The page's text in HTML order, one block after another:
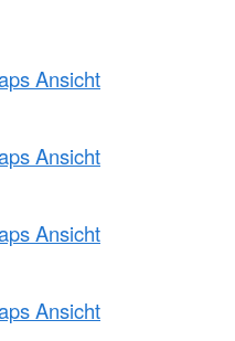
Ansicht
Ansicht
Ansicht
Ansicht